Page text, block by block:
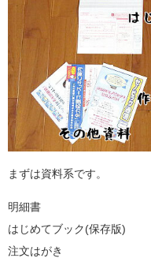
まずは資料系です。
明細書
はじめてブック(保存版)
注文はがき